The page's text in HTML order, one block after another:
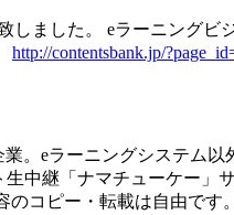
ました。 eラーニング
http://contentsbank.jp/
。eラーニングシステム
中継「ナマチューケー」
コピー・転載は自由です